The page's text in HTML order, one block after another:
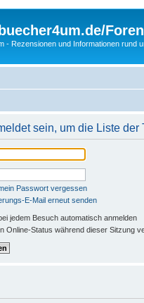
Foren
- Rezensionen und Informationen rund
sein, um die Liste
Passwort vergessen
E-Mail erneut senden
jedem Besuch automatisch anmelden
Online-Status während dieser Sitzung